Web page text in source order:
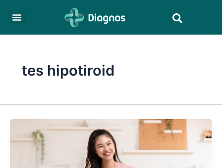
tes hipotiroid